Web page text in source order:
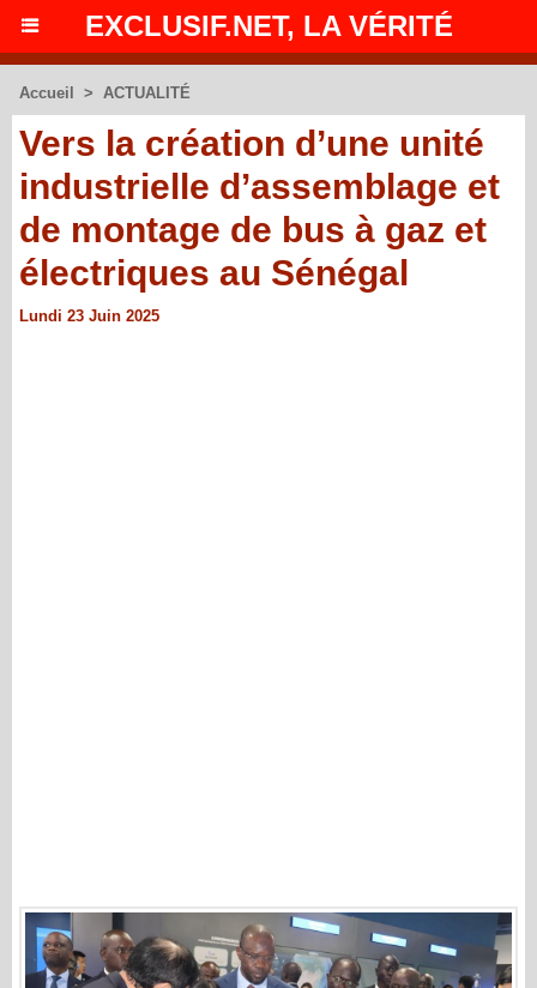
EXCLUSIF.NET, LA VÉRITÉ
Accueil > ACTUALITÉ
Vers la création d’une unité
industrielle d’assemblage et
de montage de bus à gaz et
électriques au Sénégal
Lundi 23 Juin 2025